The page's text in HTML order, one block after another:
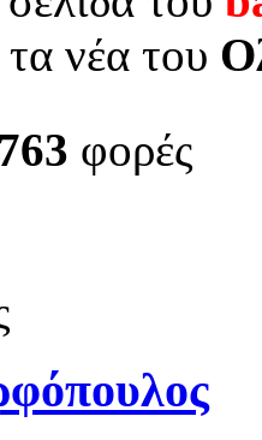
τα νέα του
φορές